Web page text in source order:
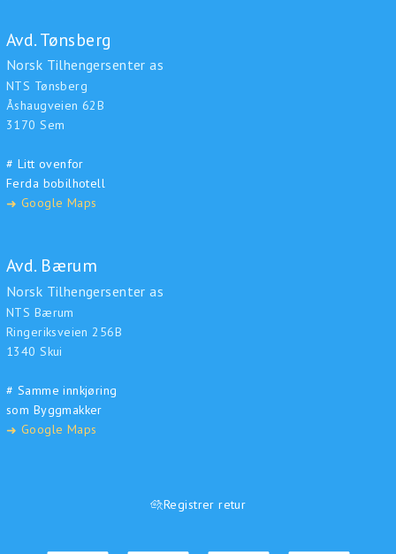
Avd. Tønsberg
Norsk Tilhengersenter as
NTS Tønsberg
Åshaugveien 62B
3170 Sem
# Litt ovenfor
Ferda bobilhotell
➜ Google Maps
Avd. Bærum
Norsk Tilhengersenter as
NTS Bærum
Ringeriksveien 256B
1340 Skui
# Samme innkjøring
som Byggmakker
➜ Google Maps
Registrer retur